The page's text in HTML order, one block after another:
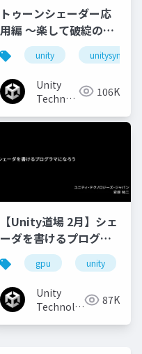
トゥーンシェーダー応
用編 ～楽して破綻のな
いアウトラインを目指
して～
unity unitysync
Unity
Technologies106K
【Unity道場 2月】シェ
ーダを書けるプログラ
マになろう
gpu unity
Unity
Technologies 87K